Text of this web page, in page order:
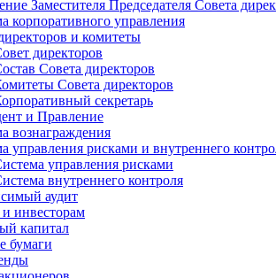
Заместителя Председателя Совета
корпоративного управления
и комитеты
директоров
Совета директоров
Совета директоров
секретарь
и Правление
вознаграждения
управления рисками и внутреннего
управления рисками
внутреннего контроля
аудит
инвесторам
капитал
бумаги